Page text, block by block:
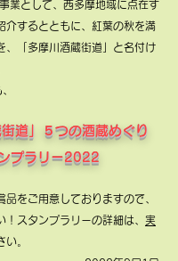
業として、西多摩地域に点在す
するとともに、紅葉の秋を満
、「多摩川酒蔵街道」と名付け
街道」５つの酒蔵めぐり
プラリー2022
品をご用意しておりますので、
！スタンプラリーの詳細は、 実
い。